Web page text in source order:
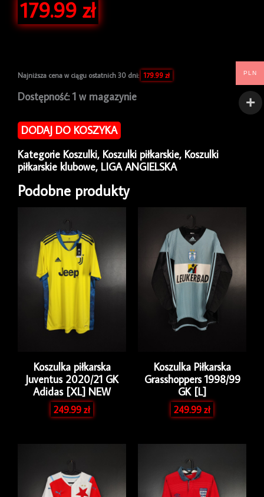
179.99 zł
Najniższa cena w ciągu ostatnich 30 dni: 179.99 zł
Dostępność: 1 w magazynie
ilość
piłkarska
Arsenal
Home
Nike
[S]
DODAJ DO KOSZYKA
Kategorie Koszulki, Koszulki piłkarskie, Koszulki
piłkarskie klubowe, LIGA ANGIELSKA
Podobne produkty
Koszulka piłkarska
Juventus 2020/21 GK
Adidas [XL] NEW
249.99zł
Koszulka Piłkarska
Grasshoppers 1998/99
GK [L]
249.99zł
PLN